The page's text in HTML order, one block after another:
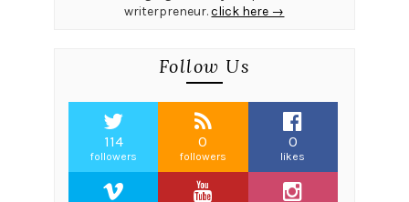
writerpreneur.click here →
Follow Us
114
followers
0
followers
0
likes